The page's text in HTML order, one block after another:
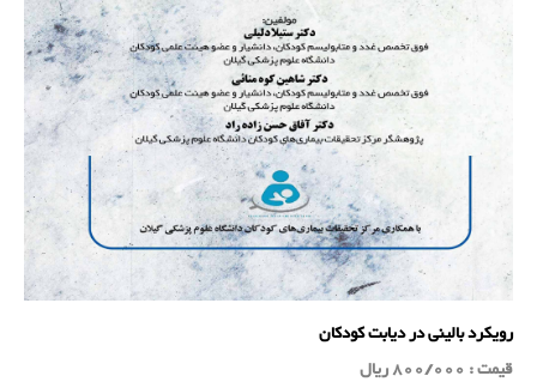
رویکرد بالینی در دیابت کودکان
قیمت : 800/000 ریال